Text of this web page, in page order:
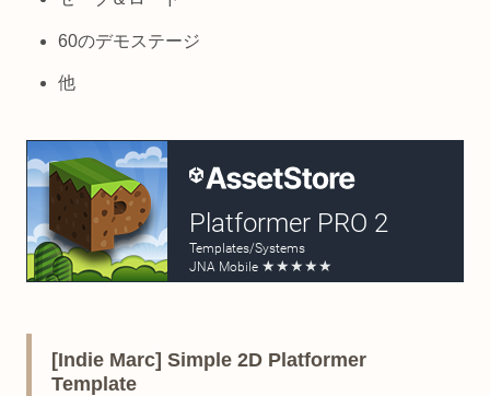
60のデモステージ
他
[Indie Marc] Simple 2D Platformer
Template